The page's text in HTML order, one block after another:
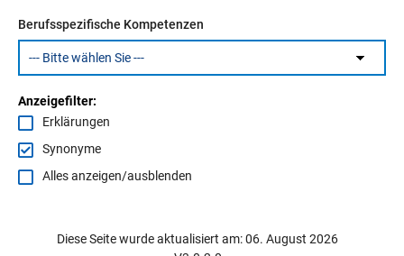
Berufsspezifische Kompetenzen
Anzeigefilter:
Erklärungen
Synonyme
Alles anzeigen/ausblenden
Diese Seite wurde aktualisiert am: 06. August 2026